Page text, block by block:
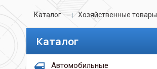
Каталог Хозяйственные товары
Каталог
Автомобильные